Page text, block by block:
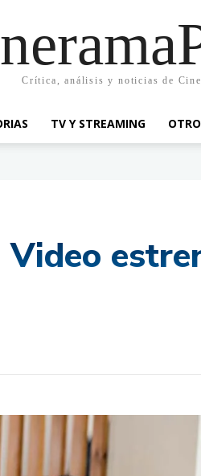
Crítica, análisis y noticias de Cine
TV Y STREAMING